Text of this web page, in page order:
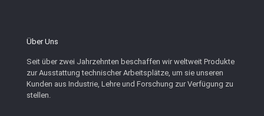
Über Uns
Seit über zwei Jahrzehnten beschaffen wir weltweit Produkte
zur Ausstattung technischer Arbeitsplätze, um sie unseren
Kunden aus Industrie, Lehre und Forschung zur Verfügung zu
stellen.